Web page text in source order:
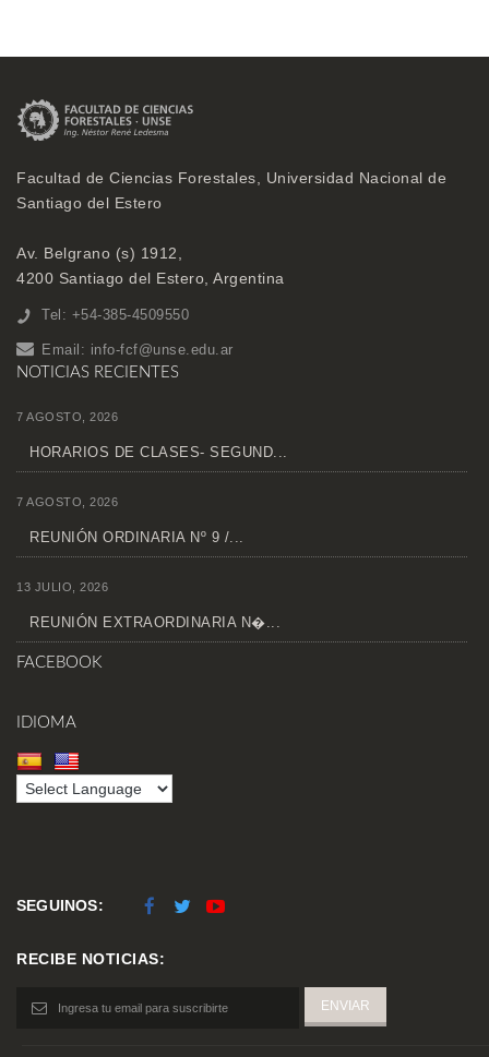
Facultad de Ciencias Forestales, Universidad Nacional de
Santiago del Estero
Av. Belgrano (s) 1912,
4200 Santiago del Estero, Argentina
Tel: +54-385-4509550
Email: info-fcf@unse.edu.ar
NOTICIAS RECIENTES
7 AGOSTO, 2026
HORARIOS DE CLASES- SEGUND...
7 AGOSTO, 2026
REUNIÓN ORDINARIA Nº 9 /...
13 JULIO, 2026
REUNIÓN EXTRAORDINARIA N�...
FACEBOOK
IDIOMA
SEGUINOS:
RECIBE NOTICIAS: